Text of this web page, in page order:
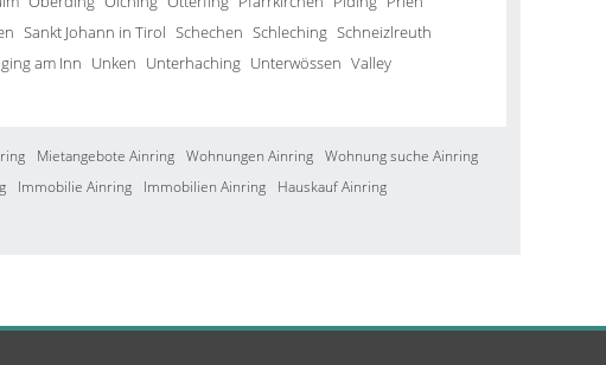
Sankt Johann in Tirol Schechen Schleching Schneizlreuth
am Inn Unken Unterhaching Unterwössen Valley
Mietangebote Ainring Wohnungen Ainring Wohnung suche Ainring
Immobilie Ainring Immobilien Ainring
Hauskauf Ainring